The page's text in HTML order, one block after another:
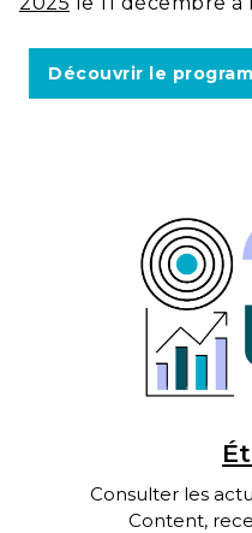
Découvrir le
Consulter les
Content,